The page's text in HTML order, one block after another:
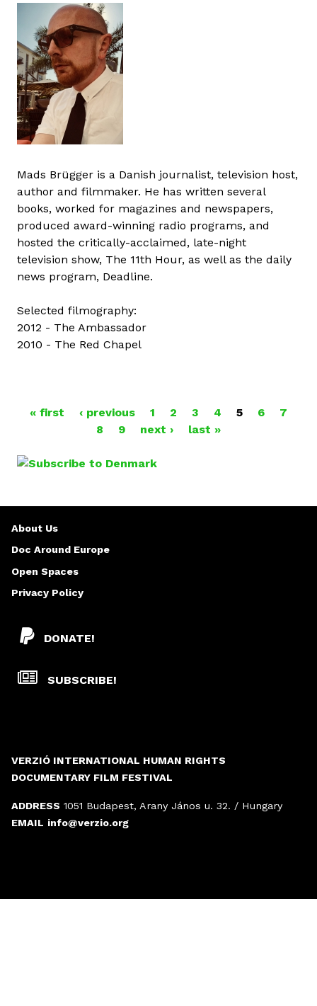
Mads Brügger is a Danish journalist, television host,
author and filmmaker. He has written several
books, worked for magazines and newspapers,
produced award-winning radio programs, and
hosted the critically-acclaimed, late-night
television show, The 11th Hour, as well as the daily
news program, Deadline.
Selected filmography:
2012 - The Ambassador
2010 - The Red Chapel
P
G
S
« first ‹ previous 1 2 3 4 5 6
7
8
9 next › last »
VERZIÓ INTERNATIONAL HUMAN RIGHTS
DOCUMENTARY FILM FESTIVAL
ADDRESS 1051 Budapest, Arany János u. 32. / Hungary
EMAIL info@verzio.org
DONATE!
SUBSCRIBE!
About Us
Doc Around Europe
Open Spaces
Privacy Policy